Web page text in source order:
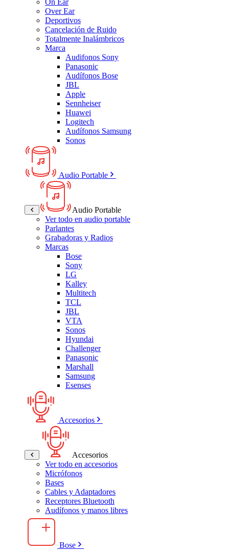
Over Ear
Deportivos
Cancelación de Ruido
Totalmente Inalámbricos
Marca
Audifonos Sony
Panasonic
Audífonos Bose
JBL
Apple
Sennheiser
Huawei
Logitech
Audífonos Samsung
Sonos
Audio Portable
Audio Portable
Ver todo en audio portable
Parlantes
Grabadoras y Radios
Marcas
Bose
Sony
LG
Kalley
Multitech
TCL
JBL
VTA
Sonos
Hyundai
Challenger
Panasonic
Marshall
Samsung
Esenses
Accesorios
Accesorios
Ver todo en accesorios
Micrófonos
Bases
Cables y Adaptadores
Receptores Bluetooth
Audífonos y manos libres
Bose